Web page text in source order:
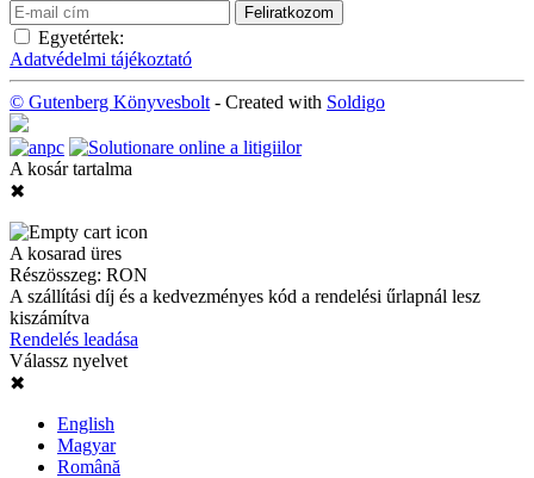
Egyetértek:
Adatvédelmi tájékoztató
© Gutenberg Könyvesbolt - Created with Soldigo
A kosár tartalma
✖
A kosarad üres
Részösszeg: RON
A szállítási díj és a kedvezményes kód a rendelési űrlapnál lesz
kiszámítva
Rendelés leadása
Válassz nyelvet
✖
English
Magyar
Română